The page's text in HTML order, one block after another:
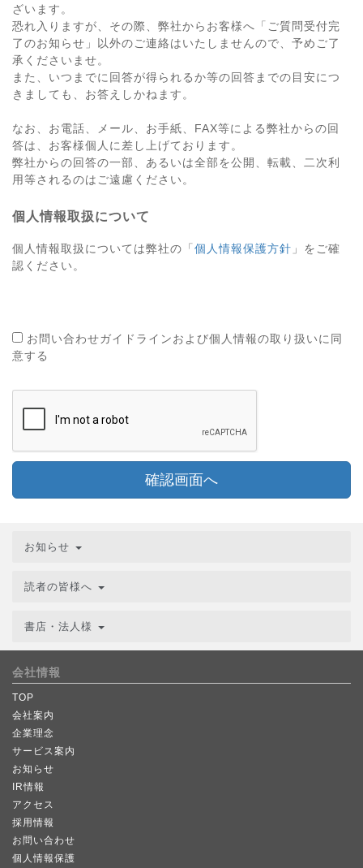
ざいます。
恐れ入りますが、その際、弊社からお客様へ「ご質問受付完
了のお知らせ」以外のご連絡はいたしませんので、予めご了
承くださいませ。
また、いつまでに回答が得られるか等の回答までの目安につ
きましても、お答えしかねます。
なお、お電話、メール、お手紙、FAX等による弊社からの回
答は、お客様個人に差し上げております。
弊社からの回答の一部、あるいは全部を公開、転載、二次利
用等されるのはご遠慮ください。
個人情報取扱について
個人情報取扱については弊社の「 個人情報保護方針 」をご確
認ください。
お問い合わせガイドラインおよび個人情報の取り扱いに同
意する
確認画面へ
お知らせ
読者の皆様へ
書店・法人様
会社情報
TOP
会社案内
企業理念
サービス案内
お知らせ
IR情報
アクセス
採用情報
お問い合わせ
個人情報保護